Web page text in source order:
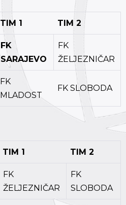
TIM 1 TIM 2
FK
SARAJEVO
FK
ŽELJEZNIČAR
FK
MLADOST
FK SLOBODA
TIM 1 TIM 2
FK
ŽELJEZNIČAR
FK
SLOBODA